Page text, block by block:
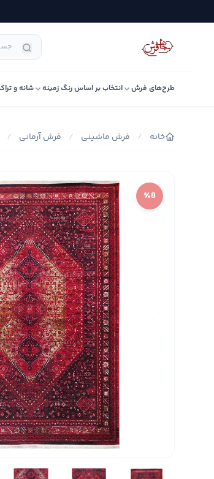
طرح‌های فرش انتخاب بر اساس رنگ زمینه شانه و
خانه / فرش ماشینی / فرش آرمانی /
٪8